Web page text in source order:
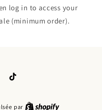
log in to access your
(minimum order).
TikTok
par